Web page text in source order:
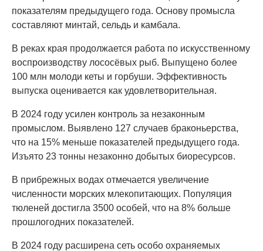
показателям предыдущего года. Основу промысла
составляют минтай, сельдь и камбала.
В реках края продолжается работа по искусственному
воспроизводству лососёвых рыб. Выпущено более
100 млн молоди кеты и горбуши. Эффективность
выпуска оценивается как удовлетворительная.
В 2024 году усилен контроль за незаконным
промыслом. Выявлено 127 случаев браконьерства,
что на 15% меньше показателей предыдущего года.
Изъято 23 тонны незаконно добытых биоресурсов.
В прибрежных водах отмечается увеличение
численности морских млекопитающих. Популяция
тюленей достигла 3500 особей, что на 8% больше
прошлогодних показателей.
В 2024 году расширена сеть особо охраняемых